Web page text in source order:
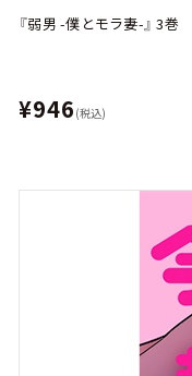
『弱男 -僕とモラ妻-』 3巻
¥946 (税込)